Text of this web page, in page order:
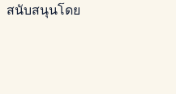
สนับสนุนโดย